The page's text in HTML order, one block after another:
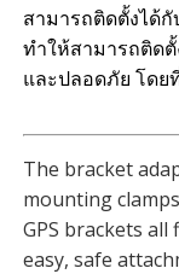
สามารถติดตั้งได้
ทำให้สามารถติด
และปลอดภัย โดย
The bracket
mounting
GPS brackets
easy, safe